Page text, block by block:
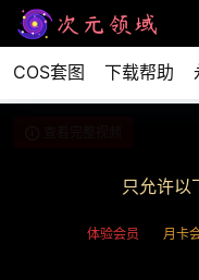
COS套图 下载帮助
只允许以
体验会员 月卡